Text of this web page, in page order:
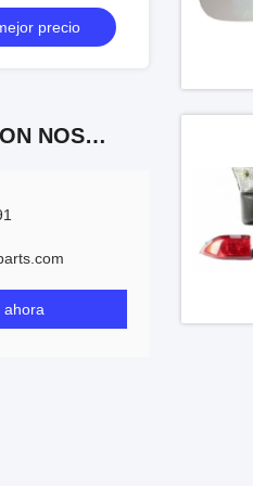
del club
precio
los equipos de la
CONTACTA CON NOSOTROS
ahora